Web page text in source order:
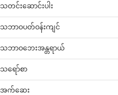
သတင်းဆောင်းပါး
သဘာဝပတ်ဝန်းကျင်
သဘာဝဘေးအန္တရာယ်
သရော်စာ
အက်ဆေး